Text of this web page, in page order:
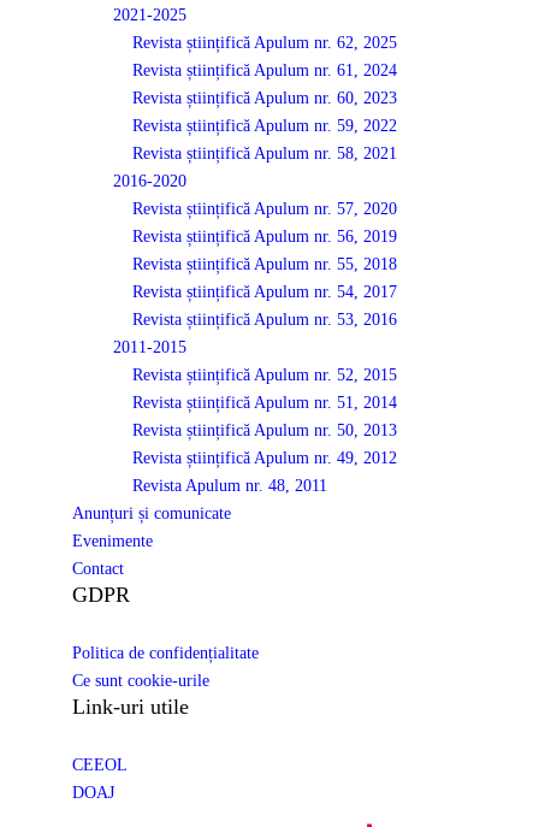
2021-2025
Revista științifică Apulum nr. 62, 2025
Revista științifică Apulum nr. 61, 2024
Revista științifică Apulum nr. 60, 2023
Revista științifică Apulum nr. 59, 2022
Revista științifică Apulum nr. 58, 2021
2016-2020
Revista științifică Apulum nr. 57, 2020
Revista științifică Apulum nr. 56, 2019
Revista științifică Apulum nr. 55, 2018
Revista științifică Apulum nr. 54, 2017
Revista științifică Apulum nr. 53, 2016
2011-2015
Revista științifică Apulum nr. 52, 2015
Revista științifică Apulum nr. 51, 2014
Revista științifică Apulum nr. 50, 2013
Revista științifică Apulum nr. 49, 2012
Revista Apulum nr. 48, 2011
Anunțuri și comunicate
Evenimente
Contact
GDPR
Politica de confidențialitate
Ce sunt cookie-urile
Link-uri utile
CEEOL
DOAJ